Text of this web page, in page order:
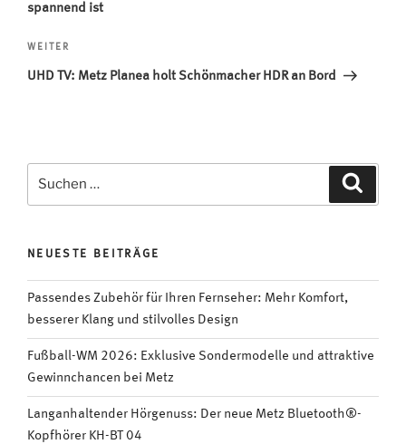
spannend ist
Nächster
Beitrag
WEITER
UHD TV: Metz Planea holt Schönmacher HDR an Bord
NEUESTE BEITRÄGE
Passendes Zubehör für Ihren Fernseher: Mehr Komfort,
besserer Klang und stilvolles Design
Fußball-WM 2026: Exklusive Sondermodelle und attraktive
Gewinnchancen bei Metz
Langanhaltender Hörgenuss: Der neue Metz Bluetooth®-
Kopfhörer KH-BT 04